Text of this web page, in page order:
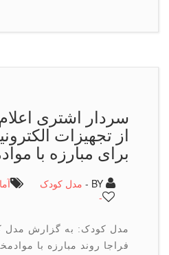
سردار اشتری اعلام كرد
از تجهیزات الکترونیکی
برای مبارزه با
مدل کودک آمار جامعه
مدل کودک: به گزارش مدل کودک،
فراجا روند مبارزه با موادمخدر در